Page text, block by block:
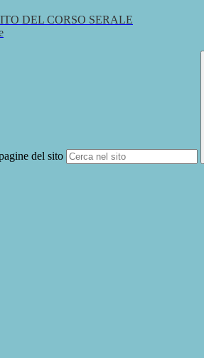
DEL CORSO SERALE
del sito